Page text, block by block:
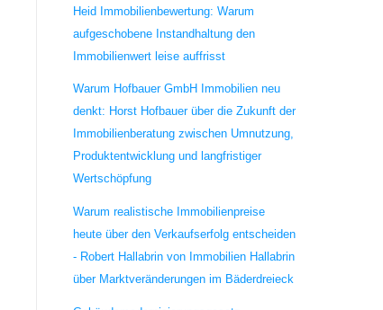
Heid Immobilienbewertung: Warum
aufgeschobene Instandhaltung den
Immobilienwert leise auffrisst
Warum Hofbauer GmbH Immobilien neu
denkt: Horst Hofbauer über die Zukunft der
Immobilienberatung zwischen Umnutzung,
Produktentwicklung und langfristiger
Wertschöpfung
Warum realistische Immobilienpreise
heute über den Verkaufserfolg entscheiden
- Robert Hallabrin von Immobilien Hallabrin
über Marktveränderungen im Bäderdreieck